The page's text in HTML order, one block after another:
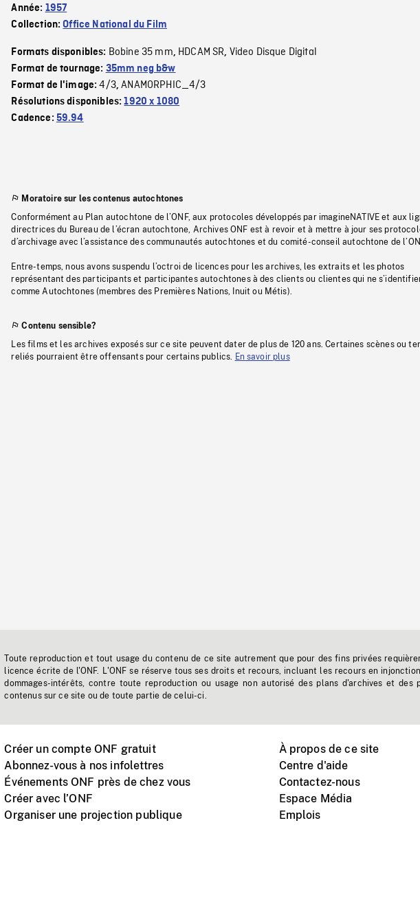
Année: 1957
Collection:Office National du Film
Formats disponibles: Bobine 35 mm, HDCAM SR, Video Disque Digital
Format de tournage: 35mm neg b&w
Format de l'image:4/3,ANAMORPHIC_4/3
Résolutions disponibles:1920 x 1080
Cadence: 59.94
Moratoire sur les contenus autochtones
Conformément au Plan autochtone de l’ONF, aux protocoles développés par imagineNATIVE et aux
directrices du Bureau de l’écran autochtone, Archives ONF est à revoir et à mettre à jour ses
d’archivage avec l’assistance des communautés autochtones et du comité-conseil autochtone de
Entre-temps, nous avons suspendu l’octroi de licences pour les archives, les extraits et les photos
représentant des participants et participantes autochtones à des clients ou clientes qui ne
comme Autochtones (membres des Premières Nations, Inuit ou Métis).
Contenu sensible?
Les films et les archives exposés sur ce site peuvent dater de plus de 120 ans. Certaines scènes ou
reliés pourraient être offensants pour certains publics.
En savoir plus
Toute reproduction et tout usage du contenu de ce site autrement que pour des fins privées
licence écrite de l'ONF. L'ONF se réserve tous ses droits et recours, incluant les recours en
dommages-intérêts, contre toute reproduction ou usage non autorisé des plans d'archives et des
contenus sur ce site ou de toute partie de celui-ci.
Créer un compte ONF gratuit
Abonnez-vous à nos infolettres
Événements ONF près de chez vous
Créer avec l’ONF
Organiser une projection publique
À propos de ce site
Centre d'aide
Contactez-nous
Espace Média
Emplois